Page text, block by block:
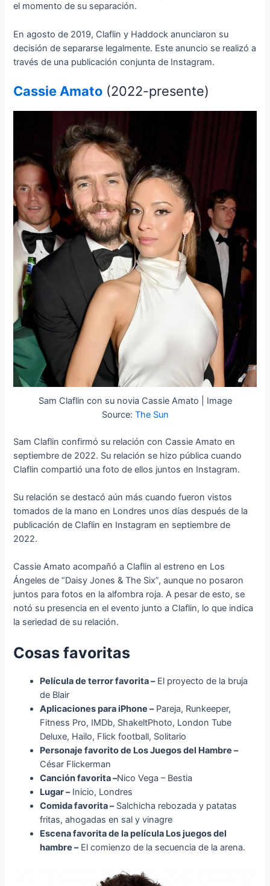
el momento de su separación.
En agosto de 2019, Claflin y Haddock anunciaron su
decisión de separarse legalmente. Este anuncio se realizó a
través de una publicación conjunta de Instagram.
Cassie Amato (2022-presente)
Sam Claflin con su novia Cassie Amato | Image
Source: The Sun
Sam Claflin confirmó su relación con Cassie Amato en
septiembre de 2022. Su relación se hizo pública cuando
Claflin compartió una foto de ellos juntos en Instagram.
Su relación se destacó aún más cuando fueron vistos
tomados de la mano en Londres unos días después de la
publicación de Claflin en Instagram en septiembre de
2022.
Cassie Amato acompañó a Claflin al estreno en Los
Ángeles de “Daisy Jones & The Six”, aunque no posaron
juntos para fotos en la alfombra roja. A pesar de esto, se
notó su presencia en el evento junto a Claflin, lo que indica
la seriedad de su relación.
Cosas favoritas
Película de terror favorita –El proyecto de la bruja
de Blair
Aplicaciones para iPhone –Pareja, Runkeeper,
Fitness Pro, IMDb, ShakeltPhoto, London Tube
Deluxe, Hailo, Flick football, Solitario
Personaje favorito de Los Juegos del Hambre –
César Flickerman
Canción favorita –Nico Vega – Bestia
Lugar –Inicio, Londres
Comida favorita –Salchicha rebozada y patatas
fritas, ahogadas en sal y vinagre
Escena favorita de la película Los juegos del
hambre –El comienzo de la secuencia de la arena.